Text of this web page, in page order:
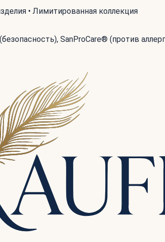
• Лимитированная коллекция
SanProCare® (против